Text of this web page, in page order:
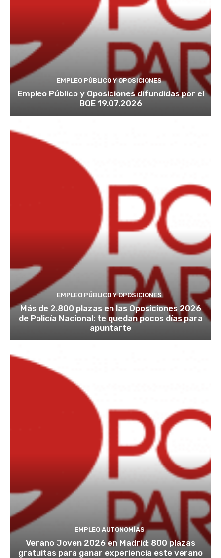
EMPLEO PÚBLICO Y OPOSICIONES
Empleo Público y Oposiciones difundidas por el
BOE 19.07.2026
EMPLEO PÚBLICO Y OPOSICIONES
Más de 2.800 plazas en las Oposiciones 2026
de Policía Nacional: te quedan pocos días para
apuntarte
EMPLEO AUTONOMÍAS
Verano Joven 2026 en Madrid: 800 plazas
gratuitas para ganar experiencia este verano